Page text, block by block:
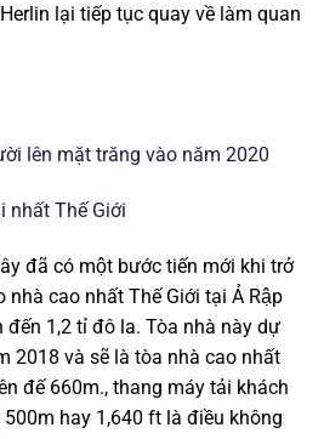
lại tiếp tục quay về làm quan
lên mặt trăng vào năm 2020
nhất Thế Giới
đã có một bước tiến mới khi trở
nhà cao nhất Thế Giới tại Ả Rập
1,2 tỉ đô la. Tòa nhà này dự
2018 và sẽ là tòa nhà cao nhất
đế 660m., thang máy tải khách
hay 1,640 ft là điều không